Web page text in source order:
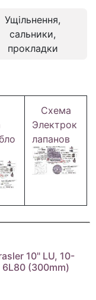
Ущільнення,
сальники,
прокладки
Схема
Электрок
лапанов
10" LU, 10-
(300mm)